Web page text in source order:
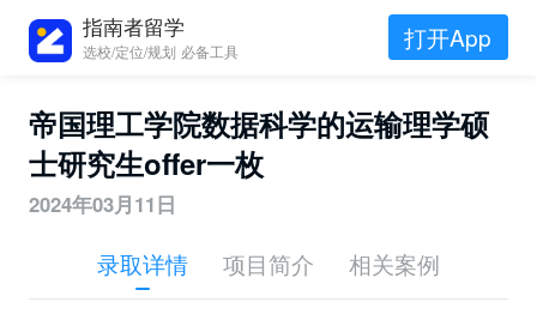
指南者留学
选校/定位/规划 必备工具 打开App
帝国理工学院数据科学的运输理学硕
士研究生offer一枚
2024年03月11日
录取详情 项目简介 相关案例